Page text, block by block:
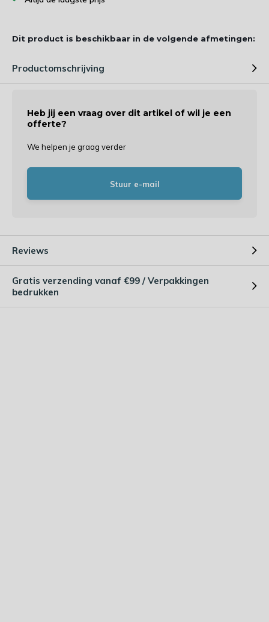
Dit product is beschikbaar in de volgende afmetingen:
Productomschrijving
Heb jij een vraag over dit artikel of wil je een
offerte?
We helpen je graag verder
Stuur e-mail
Reviews
Gratis verzending vanaf €99 / Verpakkingen
bedrukken